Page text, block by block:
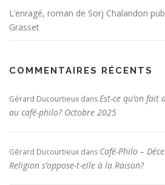
L’enragé, roman de Sorj Chalandon
Grasset
COMMENTAIRES RÉCENTS
Gérard Ducourtieux dansEst-ce qu’on
au café-philo? Octobre 2025
Gérard Ducourtieux dans Café-Philo –
Religion s’oppose-t-elle à la Raison?